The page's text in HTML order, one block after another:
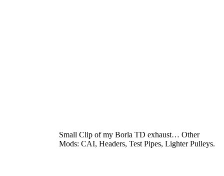
Small Clip of my Borla TD exhaust… Other
Mods: CAI, Headers, Test Pipes, Lighter Pulleys.